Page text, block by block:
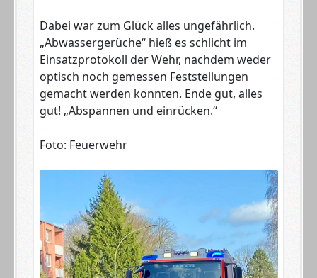
Dabei war zum Glück alles ungefährlich.
„Abwassergerüche“ hieß es schlicht im
Einsatzprotokoll der Wehr, nachdem weder
optisch noch gemessen Feststellungen
gemacht werden konnten. Ende gut, alles
gut! „Abspannen und einrücken.“
Foto: Feuerwehr